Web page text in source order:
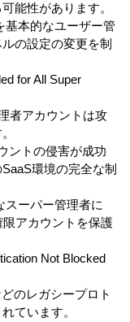
能性があります。
基本的なユーザー管
の設定の変更を制
for All Super
者アカウントは攻
ントの侵害が成功
環境の完全な制
スーパー管理者に
アカウントを保護
Not Blocked
のレガシープロト
ています。